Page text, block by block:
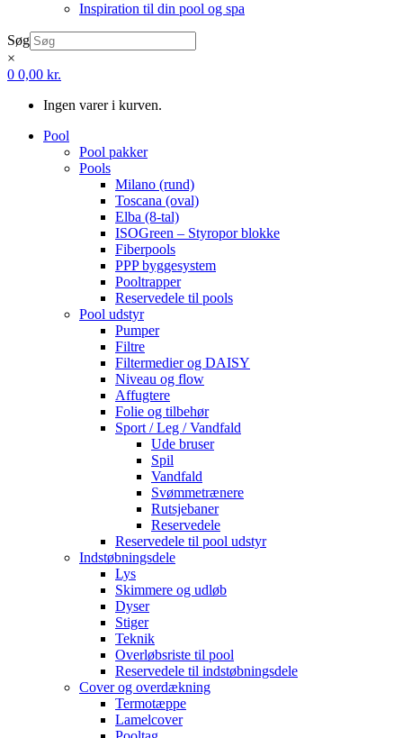
Inspiration til din pool og spa
Søg
×
0 0,00 kr.
Ingen varer i kurven.
Pool
Pool pakker
Pools
Milano (rund)
Toscana (oval)
Elba (8-tal)
ISOGreen – Styropor blokke
Fiberpools
PPP byggesystem
Pooltrapper
Reservedele til pools
Pool udstyr
Pumper
Filtre
Filtermedier og DAISY
Niveau og flow
Affugtere
Folie og tilbehør
Sport / Leg / Vandfald
Ude bruser
Spil
Vandfald
Svømmetrænere
Rutsjebaner
Reservedele
Reservedele til pool udstyr
Indstøbningsdele
Lys
Skimmere og udløb
Dyser
Stiger
Teknik
Overløbsriste til pool
Reservedele til indstøbningsdele
Cover og overdækning
Termotæppe
Lamelcover